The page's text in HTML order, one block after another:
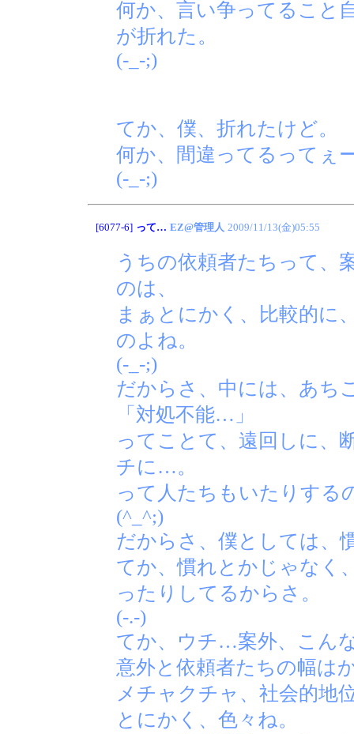
何か、言い争ってること
が折れた。
(-_-;)
てか、僕、折れたけど。
何か、間違ってるってぇ
(-_-;)
[6077-6] って… EZ@管理人 2009/11/13(金)05:55
うちの依頼者たちって、
のは、
まぁとにかく、比較的に
のよね。
(-_-;)
だからさ、中には、あち
「対処不能…」
ってことて、遠回しに、
チに…。
って人たちもいたりする
(^_^;)
だからさ、僕としては、
てか、慣れとかじゃなく
ったりしてるからさ。
(-.-)
てか、ウチ…案外、こん
意外と依頼者たちの幅は
メチャクチャ、社会的地
とにかく、色々ね。